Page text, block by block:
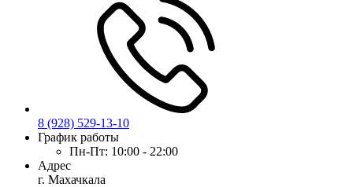
8 (928) 529-13-10
График работы
Пн-Пт: 10:00 - 22:00
Адрес
г. Махачкала